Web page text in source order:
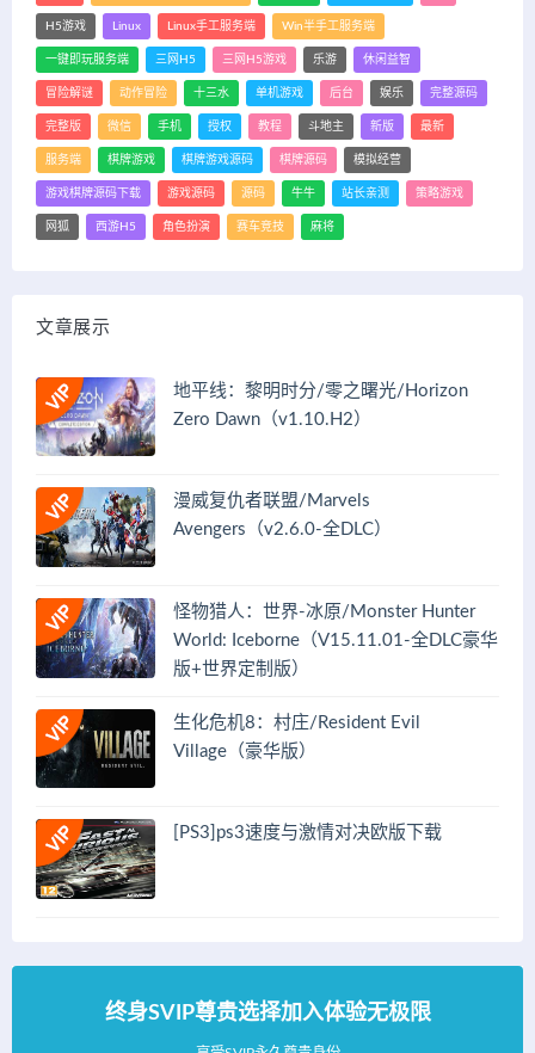
H5游戏 Linux Linux手工服务端 Win半手工服务端
一键即玩服务端 三网H5 三网H5游戏 乐游 休闲益智
冒险解谜 动作冒险 十三水 单机游戏 后台 娱乐 完整源码
完整版 微信 手机 授权 教程 斗地主 新版 最新
服务端 棋牌游戏 棋牌游戏源码 棋牌源码 模拟经营
游戏棋牌源码下载 游戏源码 源码 牛牛 站长亲测 策略游戏
网狐 西游H5 角色扮演 赛车竞技 麻将
文章展示
地平线：黎明时分/零之曙光/Horizon
Zero Dawn（v1.10.H2）
漫威复仇者联盟/Marvels
Avengers（v2.6.0-全DLC）
怪物猎人：世界-冰原/Monster Hunter
World: Iceborne（V15.11.01-全DLC豪华
版+世界定制版）
生化危机8：村庄/Resident Evil
Village（豪华版）
[PS3]ps3速度与激情对决欧版下载
终身SVIP尊贵选择加入体验无极限